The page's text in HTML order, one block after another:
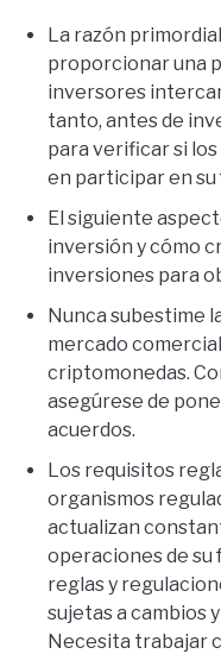
La razón
proporcionar una
inversores
tanto, antes de
para verificar si
​​en participar en su
El siguiente
inversión y cómo
inversiones para
Nunca subestime
mercado
criptomonedas.
asegúrese de
acuerdos.
Los requisitos
organismos
actualizan
operaciones de su
reglas y
sujetas a cambios
Necesita trabajar